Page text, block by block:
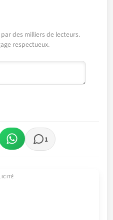
des milliers de lecteurs.
respectueux.
1